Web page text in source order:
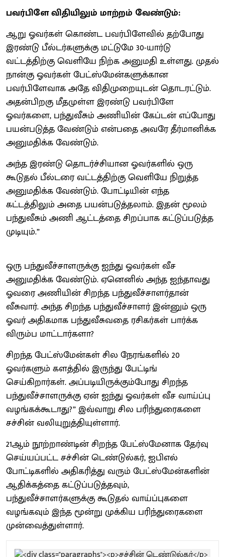
பவர்பிளே விதியிலும் மாற்றம் வேண்டும்:
ஆறு ஓவர்கள் கொண்ட பவர்பிளேவில் தற்போது
இரண்டு பீல்டர்களுக்கு மட்டுமே 30-யார்டு
வட்டத்திற்கு வெளியே நிற்க அனுமதி உள்ளது. முதல்
நான்கு ஓவர்கள் பேட்ஸ்மேன்களுக்கான
பவர்பிளேவாக அதே விதிமுறையுடன் தொடரட்டும்.
அதன்பிறகு மீதமுள்ள இரண்டு பவர்பிளே
ஓவர்களை, பந்துவீசும் அணியின் கேப்டன் எப்போது
பயன்படுத்த வேண்டும் என்பதை அவரே தீர்மானிக்க
அனுமதிக்க வேண்டும்.
அந்த இரண்டு தொடர்ச்சியான ஓவர்களில் ஒரு
கூடுதல் பீல்டரை வட்டத்திற்கு வெளியே நிறுத்த
அனுமதிக்க வேண்டும். போட்டியின் எந்த
கட்டத்திலும் அதை பயன்படுத்தலாம். இதன் மூலம்
பந்துவீசும் அணி ஆட்டத்தை சிறப்பாக கட்டுப்படுத்த
முடியும்.”
ஒரு பந்துவீச்சாளருக்கு ஐந்து ஓவர்கள் வீச
அனுமதிக்க வேண்டும். ஏனெனில் அந்த ஐந்தாவது
ஓவரை அணியின் சிறந்த பந்துவீச்சாளர்தான்
வீசுவார். அந்த சிறந்த பந்துவீச்சாளர் இன்னும் ஒரு
ஓவர் அதிகமாக பந்துவீசுவதை ரசிகர்கள் பார்க்க
விரும்ப மாட்டார்களா?
சிறந்த பேட்ஸ்மேன்கள் சில நேரங்களில் 20
ஓவர்களும் களத்தில் இருந்து பேட்டிங்
செய்கிறார்கள். அப்படியிருக்கும்போது சிறந்த
பந்துவீச்சாளருக்கு ஏன் ஐந்து ஓவர்கள் வீச வாய்ப்பு
வழங்கக்கூடாது?” இவ்வாறு சில பரிந்துரைகளை
சச்சின் வலியுறுத்தியுள்ளார்.
21ஆம் நூற்றாண்டின் சிறந்த பேட்ஸ்மேனாக தேர்வு
செய்யப்பட்ட சச்சின் டெண்டுல்கர், ஐபிஎல்
போட்டிகளில் அதிகரித்து வரும் பேட்ஸ்மேன்களின்
ஆதிக்கத்தை கட்டுப்படுத்தவும்,
பந்துவீச்சாளர்களுக்கு கூடுதல் வாய்ப்புகளை
வழங்கவும் இந்த மூன்று முக்கிய பரிந்துரைகளை
முன்வைத்துள்ளார்.